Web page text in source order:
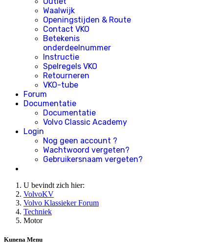
Waalwijk
Openingstijden & Route
Contact VKO
Betekenis
onderdeelnummer
Instructie
Spelregels VKO
Retourneren
VKO-tube
Forum
Documentatie
Documentatie
Volvo Classic Academy
Login
Nog geen account ?
Wachtwoord vergeten?
Gebruikersnaam vergeten?
U bevindt zich hier:
VolvoKV
Volvo Klassieker Forum
Techniek
Motor
Kunena Menu